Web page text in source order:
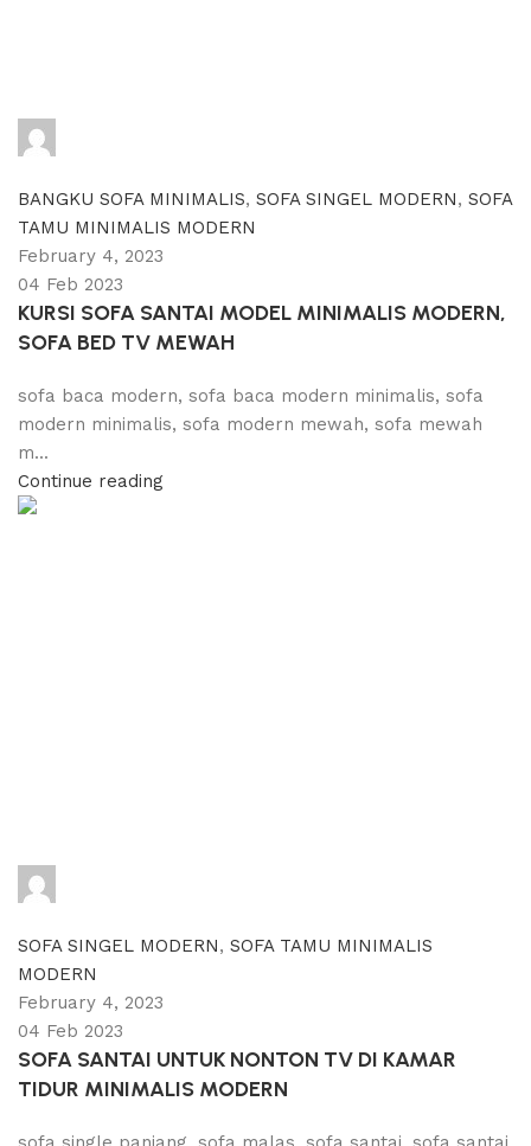
BANGKU SOFA MINIMALIS, SOFA SINGEL MODERN, SOFA
TAMU MINIMALIS MODERN
February 4, 2023
04 Feb 2023
KURSI SOFA SANTAI MODEL MINIMALIS MODERN,
SOFA BED TV MEWAH
sofa baca modern, sofa baca modern minimalis, sofa
modern minimalis, sofa modern mewah, sofa mewah
m...
Continue reading
SOFA SINGEL MODERN, SOFA TAMU MINIMALIS
MODERN
February 4, 2023
04 Feb 2023
SOFA SANTAI UNTUK NONTON TV DI KAMAR
TIDUR MINIMALIS MODERN